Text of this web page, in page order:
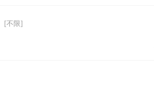
[不限]